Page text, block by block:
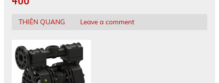
THIÊN QUANG Leave a comment